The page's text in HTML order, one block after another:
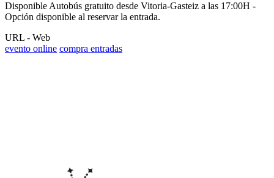
Disponible Autobús gratuito desde Vitoria-Gasteiz a las 17:00H -
Opción disponible al reservar la entrada.
URL - Web
evento online compra entradas